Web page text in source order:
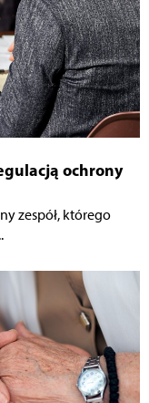
ochrony
zespół, którego